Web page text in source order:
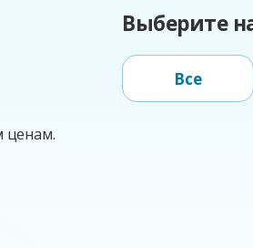
ценам.
Выберите
Все